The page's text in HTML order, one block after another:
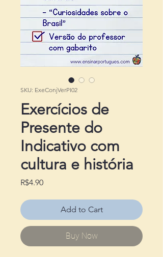
SKU: ExeConjVerPI02
Exercícios de
Presente do
Indicativo com
cultura e história
R$4.90Price
Add to Cart
Buy Now